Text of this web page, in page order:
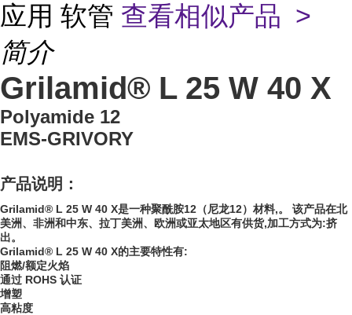
应用 软管 查看相似产品 >
简介
Grilamid® L 25 W 40 X
Polyamide 12
EMS-GRIVORY
产品说明：
Grilamid® L 25 W 40 X是一种聚酰胺12（尼龙12）材料,。 该产品在北
美洲、非洲和中东、拉丁美洲、欧洲或亚太地区有供货,加工方式为:挤
出。
Grilamid® L 25 W 40 X的主要特性有:
阻燃/额定火焰
通过 ROHS 认证
增塑
高粘度